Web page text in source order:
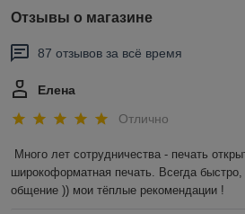
Отзывы о магазине
87 отзывов за всё время
Елена
Отлично
Много лет сотрудничества - печать
широкоформатная печать. Всегда быстро,
общение )) мои тёплые рекомендации !